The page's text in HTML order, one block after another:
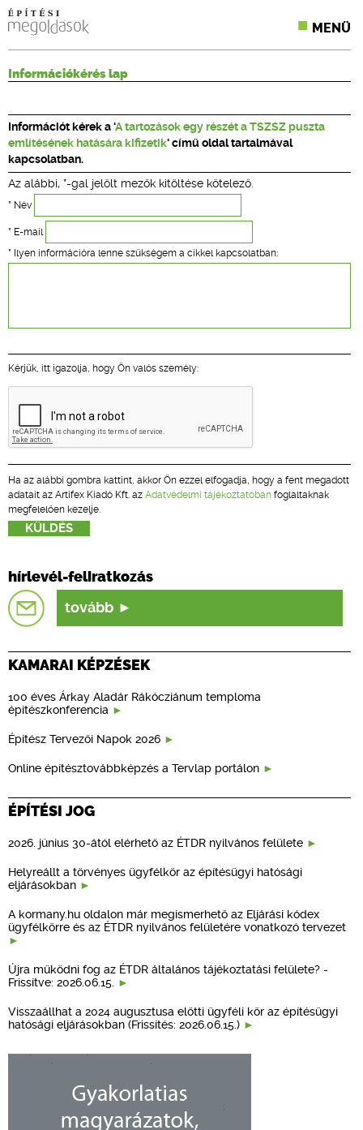
MENÜ
CPR TERMÉKKIÍRÁS
ÉPÍTÉSI JOG
TERVEZÉSI SEGÉDLETEK
Információkérés lap
Információt kérek a 'A tartozások egy részét a TSZSZ puszta
említésének hatására kifizetik' című oldal tartalmával
kapcsolatban.
Az alábbi, *-gal jelölt mezők kitöltése kötelező.
* Név
* E-mail
* Ilyen információra lenne szükségem a cikkel kapcsolatban:
Kérjük, itt igazolja, hogy Ön valós személy:
Ha az alábbi gombra kattint, akkor Ön ezzel elfogadja, hogy a fent megadott
adatait az Artifex Kiadó Kft. az Adatvédelmi tájékoztatóban foglaltaknak
megfelelően kezelje.
hírlevél-feliratkozás
tovább
KAMARAI KÉPZÉSEK
100 éves Árkay Aladár Rákócziánum temploma
építészkonferencia
Építész Tervezői Napok 2026
Online építésztovábbképzés a Tervlap portálon
ÉPÍTÉSI JOG
2026. június 30-ától elérhető az ÉTDR nyilvános felülete
Helyreállt a törvényes ügyfélkör az építésügyi hatósági
eljárásokban
A kormany.hu oldalon már megismerhető az Eljárási kódex
ügyfélkörre és az ÉTDR nyilvános felületére vonatkozó tervezet
Újra működni fog az ÉTDR általános tájékoztatási felülete? -
Frissítve: 2026.06.15.
Visszaállhat a 2024 augusztusa előtti ügyféli kör az építésügyi
hatósági eljárásokban (Frissítés: 2026.06.15.)